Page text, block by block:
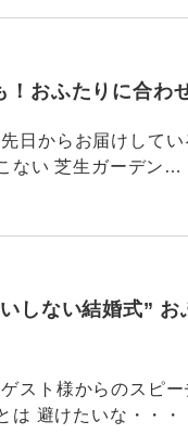
！おふたりに合わ
日からお届けしてい
ない 芝生ガーデン…
しない結婚式”
スト様からのスピ
は 避けたいな・・